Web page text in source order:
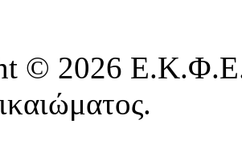
© 2026 Ε.Κ.Φ.Ε.